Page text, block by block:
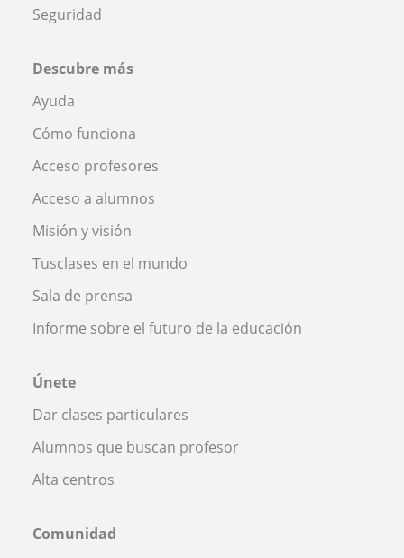
Seguridad
Descubre más
Ayuda
Cómo funciona
Acceso profesores
Acceso a alumnos
Misión y visión
Tusclases en el mundo
Sala de prensa
Informe sobre el futuro de la educación
Únete
Dar clases particulares
Alumnos que buscan profesor
Alta centros
Comunidad